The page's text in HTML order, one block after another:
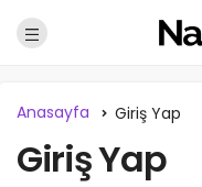
Anasayfa Giriş Yap
Giriş Yap